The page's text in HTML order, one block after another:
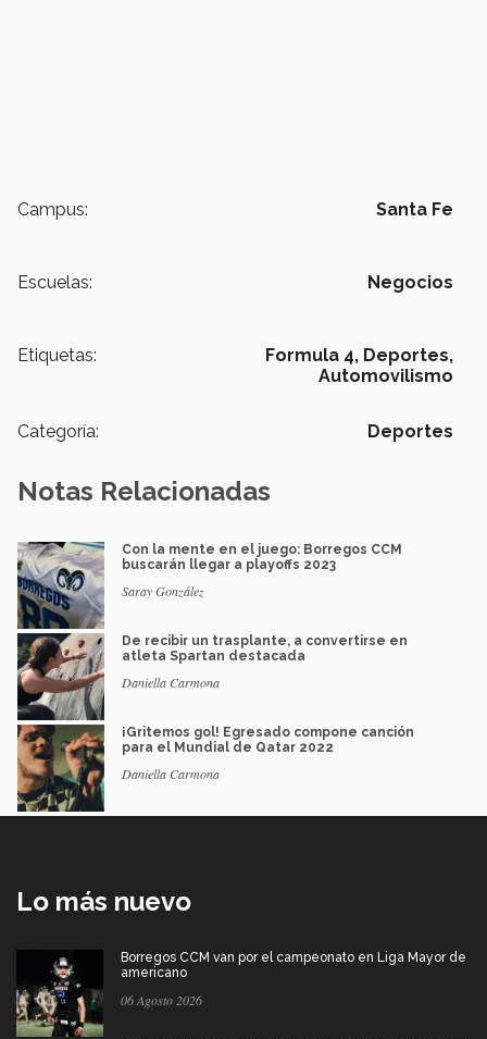
Campus: Santa Fe
Escuelas: Negocios
Etiquetas: Formula 4, Deportes,
Automovilismo
Categoría: Deportes
Notas Relacionadas
Con la mente en el juego: Borregos CCM
buscarán llegar a playoffs 2023
Saray González
De recibir un trasplante, a convertirse en
atleta Spartan destacada
Daniella Carmona
¡Gritemos gol! Egresado compone canción
para el Mundial de Qatar 2022
Daniella Carmona
Lo más nuevo
Borregos CCM van por el campeonato en Liga Mayor de
americano
06 Agosto 2026